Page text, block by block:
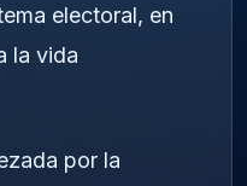
electoral, en
la vida
por la